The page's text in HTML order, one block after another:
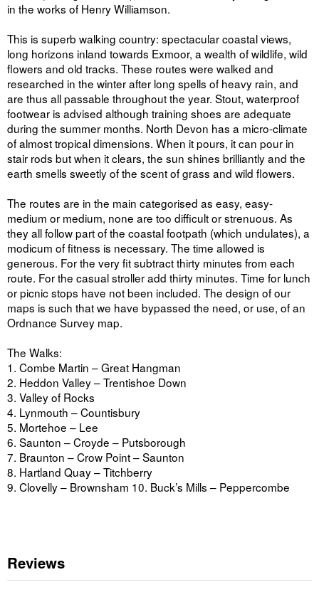
in the works of Henry Williamson.
This is superb walking country: spectacular coastal views,
long horizons inland towards Exmoor, a wealth of wildlife, wild
flowers and old tracks. These routes were walked and
researched in the winter after long spells of heavy rain, and
are thus all passable throughout the year. Stout, waterproof
footwear is advised although training shoes are adequate
during the summer months. North Devon has a micro-climate
of almost tropical dimensions. When it pours, it can pour in
stair rods but when it clears, the sun shines brilliantly and the
earth smells sweetly of the scent of grass and wild flowers.
The routes are in the main categorised as easy, easy-
medium or medium, none are too difficult or strenuous. As
they all follow part of the coastal footpath (which undulates), a
modicum of fitness is necessary. The time allowed is
generous. For the very fit subtract thirty minutes from each
route. For the casual stroller add thirty minutes. Time for lunch
or picnic stops have not been included. The design of our
maps is such that we have bypassed the need, or use, of an
Ordnance Survey map.
The Walks:
1. Combe Martin – Great Hangman
2. Heddon Valley – Trentishoe Down
3. Valley of Rocks
4. Lynmouth – Countisbury
5. Mortehoe – Lee
6. Saunton – Croyde – Putsborough
7. Braunton – Crow Point – Saunton
8. Hartland Quay – Titchberry
9. Clovelly – Brownsham 10. Buck’s Mills – Peppercombe
Reviews